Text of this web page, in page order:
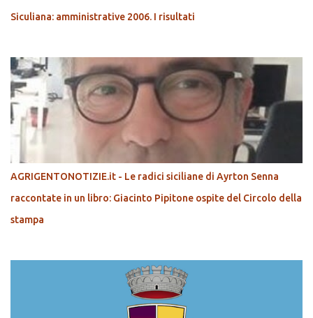
Siculiana: amministrative 2006. I risultati
AGRIGENTONOTIZIE.it - Le radici siciliane di Ayrton Senna
raccontate in un libro: Giacinto Pipitone ospite del Circolo della
stampa